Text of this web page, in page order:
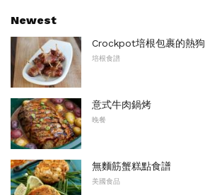
Newest
Crockpot培根包裹的熱狗
培根食譜
意式牛肉鍋烤
晚餐
無麵筋蟹糕點食譜
美國食品